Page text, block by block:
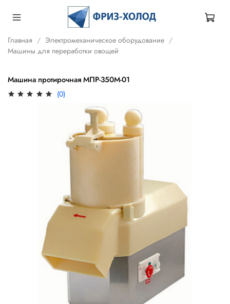
Главная
Электромеханическое оборудование
Машины для переработки овощей
Машина протирочная МПР-350М-01
(0)